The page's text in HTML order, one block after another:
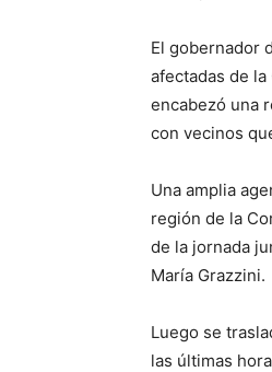
El gobernador
afectadas de
encabezó una
con vecinos
Una amplia
región de la
de la jornada
María Grazzini.
Luego se
las últimas